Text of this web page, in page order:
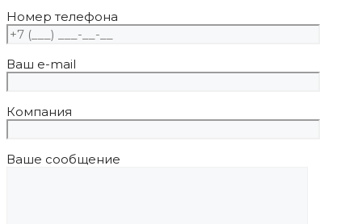
Номер телефона
Ваш e-mail
Компания
Ваше сообщение